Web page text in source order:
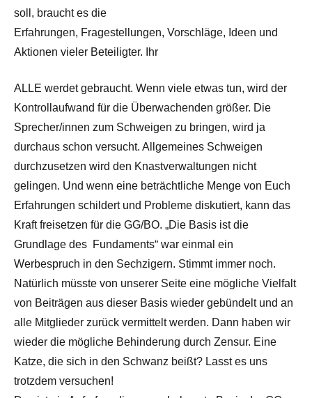
soll, braucht es die
Erfahrungen, Fragestellungen, Vorschläge, Ideen und
Aktionen vieler Beteiligter. Ihr
ALLE werdet gebraucht. Wenn viele etwas tun, wird der
Kontrollaufwand für die Überwachenden größer. Die
Sprecher/innen zum Schweigen zu bringen, wird ja
durchaus schon versucht. Allgemeines Schweigen
durchzusetzen wird den Knastverwaltungen nicht
gelingen. Und wenn eine beträchtliche Menge von Euch
Erfahrungen schildert und Probleme diskutiert, kann das
Kraft freisetzen für die GG/BO. „Die Basis ist die
Grundlage des Fundaments“ war einmal ein
Werbespruch in den Sechzigern. Stimmt immer noch.
Natürlich müsste von unserer Seite eine mögliche Vielfalt
von Beiträgen aus dieser Basis wieder gebündelt und an
alle Mitglieder zurück vermittelt werden. Dann haben wir
wieder die mögliche Behinderung durch Zensur. Eine
Katze, die sich in den Schwanz beißt? Lasst es uns
trotzdem versuchen!